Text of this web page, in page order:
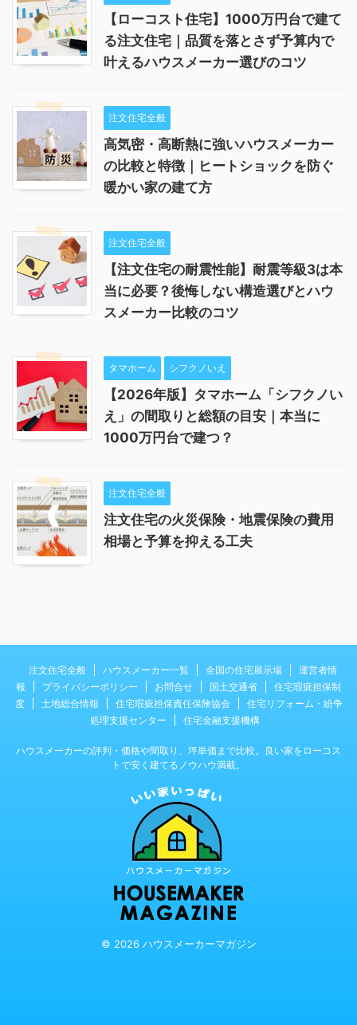
【ローコスト住宅】1000万円台で建て
る注文住宅｜品質を落とさず予算内で
叶えるハウスメーカー選びのコツ
注文住宅全般
高気密・高断熱に強いハウスメーカー
の比較と特徴｜ヒートショックを防ぐ
暖かい家の建て方
注文住宅全般
【注文住宅の耐震性能】耐震等級3は本
当に必要？後悔しない構造選びとハウ
スメーカー比較のコツ
タマホーム シフクノいえ
【2026年版】タマホーム「シフクノい
え」の間取りと総額の目安｜本当に
1000万円台で建つ？
注文住宅全般
注文住宅の火災保険・地震保険の費用
相場と予算を抑える工夫
注文住宅全般 ハウスメーカー一覧 全国の住宅展示場
運営者情
報
プライバシーポリシー お問合せ 国土交通省
住宅瑕疵担保制
度
土地総合情報 住宅瑕疵担保責任保険協会
住宅リフォーム・紛争
処理支援センター
住宅金融支援機構
ハウスメーカーの評判・価格や間取り、坪単価まで比較。良い家をローコス
トで安く建てるノウハウ満載。
© 2026 ハウスメーカーマガジン